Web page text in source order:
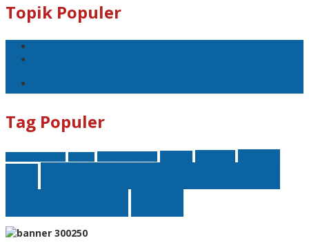
Topik Populer
Tag Populer